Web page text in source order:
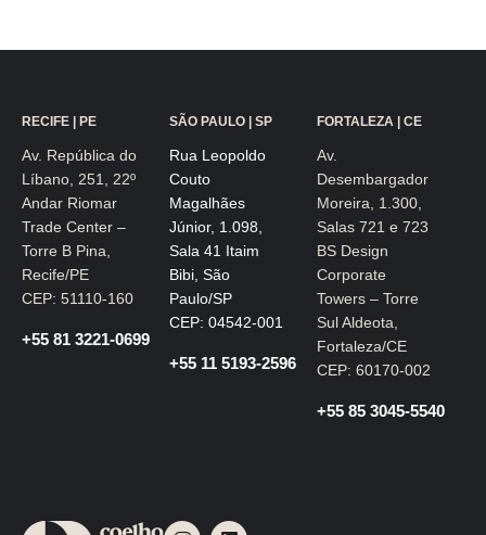
RECIFE | PE
Av. República do
Líbano, 251, 22º
Andar Riomar
Trade Center –
Torre B Pina,
Recife/PE
CEP: 51110-160
+55 81 3221-0699
SÃO PAULO | SP
Rua Leopoldo
Couto
Magalhães
Júnior, 1.098,
Sala 41 Itaim
Bibi, São
Paulo/SP
CEP: 04542-001
+55 11 5193-2596
FORTALEZA | CE
Av.
Desembargador
Moreira, 1.300,
Salas 721 e 723
BS Design
Corporate
Towers – Torre
Sul Aldeota,
Fortaleza/CE
CEP: 60170-002
+55 85 3045-5540
I L